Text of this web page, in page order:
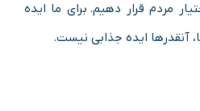
مردم قرار دهیم. برای ما ایده
آنقدرها ایده جذابی نیست.